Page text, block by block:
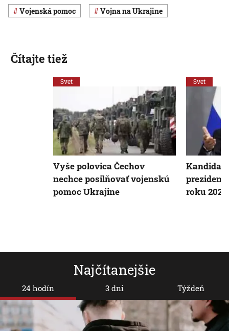
vojenská pomoc vojna na Ukrajine
Najčítanejšie
24 hodín 3 dni Týždeň
Čítajte tiež
Svet
Vyše polovica Čechov
nechce posilňovať vojenskú
pomoc Ukrajine
Svet
roku